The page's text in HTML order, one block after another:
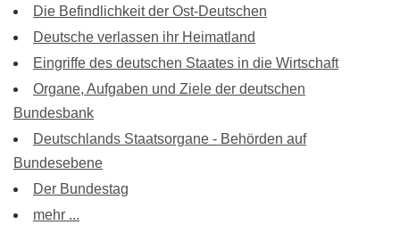
Die Befindlichkeit der Ost-Deutschen
Deutsche verlassen ihr Heimatland
Eingriffe des deutschen Staates in die Wirtschaft
Organe, Aufgaben und Ziele der deutschen
Bundesbank
Deutschlands Staatsorgane - Behörden auf
Bundesebene
Der Bundestag
mehr ...